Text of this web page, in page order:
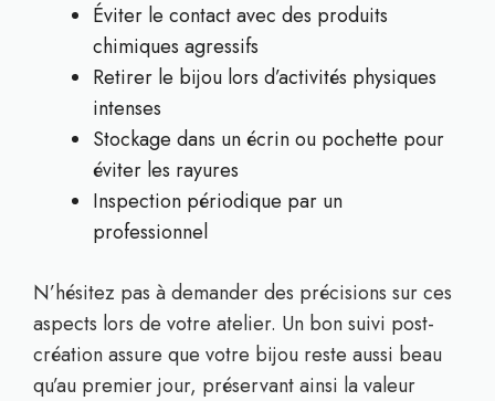
Éviter le contact avec des produits
chimiques agressifs
Retirer le bijou lors d’activités physiques
intenses
Stockage dans un écrin ou pochette pour
éviter les rayures
Inspection périodique par un
professionnel
N’hésitez pas à demander des précisions sur ces
aspects lors de votre atelier. Un bon suivi post-
création assure que votre bijou reste aussi beau
qu’au premier jour, préservant ainsi la valeur